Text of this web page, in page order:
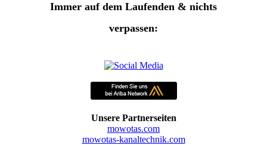
Immer auf dem Laufenden & nichts
verpassen:
Unsere Partnerseiten
mowotas.com
mowotas-kanaltechnik.com